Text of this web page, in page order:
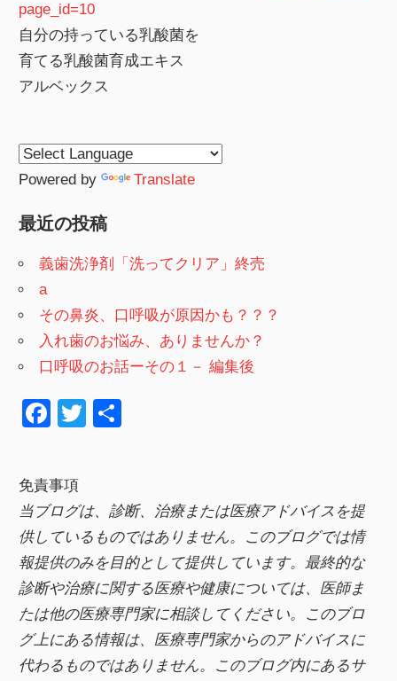
page_id=10
自分の持っている乳酸菌を
育てる乳酸菌育成エキス
アルベックス
Powered by Translate
最近の投稿
義歯洗浄剤「洗ってクリア」終売
a
その鼻炎、口呼吸が原因かも？？？
入れ歯のお悩み、ありませんか？
口呼吸のお話ーその１－ 編集後
F
c
e
b
o
o
k
T
er
免責事項
当ブログは、診断、治療または医療アドバイスを提
供しているものではありません。このブログでは情
報提供のみを目的として提供しています。最終的な
診断や治療に関する医療や健康については、医師ま
たは他の医療専門家に相談してください。このブロ
グ上にある情報は、医療専門家からのアドバイスに
代わるものではありません。このブログ内にあるサ